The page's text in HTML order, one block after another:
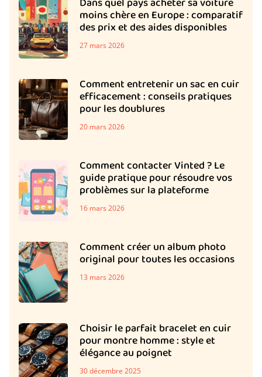
Dans quel pays acheter sa voiture
moins chère en Europe : comparatif
des prix et des aides disponibles
27 mars 2026
Comment entretenir un sac en cuir
efficacement : conseils pratiques
pour les doublures
20 mars 2026
Comment contacter Vinted ? Le
guide pratique pour résoudre vos
problèmes sur la plateforme
16 mars 2026
Comment créer un album photo
original pour toutes les occasions
13 mars 2026
Choisir le parfait bracelet en cuir
pour montre homme : style et
élégance au poignet
30 décembre 2025